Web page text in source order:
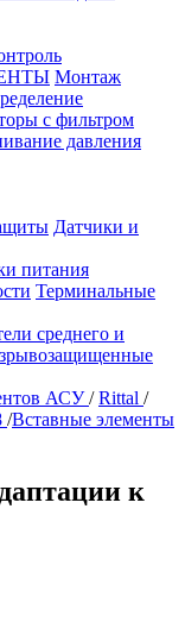
Монтаж
с фильтром
давления
Датчики и
питания
Терминальные
среднего и
АСУ / Rittal /
/Вставные элементы
к